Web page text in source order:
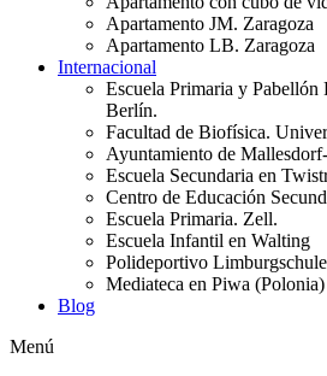
Apartamento JM. Zaragoza
Apartamento LB. Zaragoza
Internacional
Escuela Primaria y Pabellón
Berlín.
Facultad de Biofísica.
Ayuntamiento de
Escuela Secundaria en
Centro de Educación
Escuela Primaria. Zell.
Escuela Infantil en Walting
Polideportivo Limburgschule
Mediateca en Piwa (Polonia)
Blog
Menú